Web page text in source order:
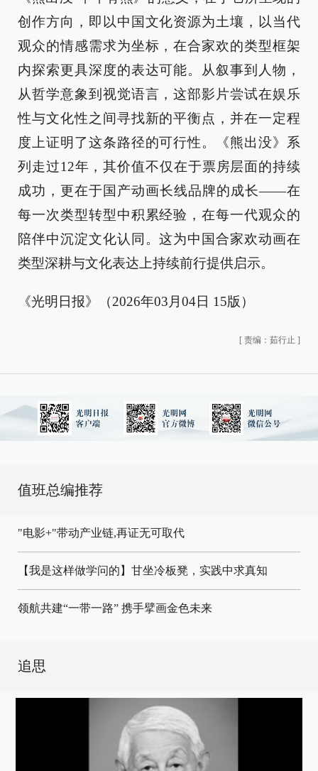
创作方向，即以中国文化资源为土壤，以当代
观众的情感需求为坐标，在合家欢的类型框架
内探索更具深度的表达可能。从叙事到人物，
从哲学意象到视觉语言，这部影片尝试在娱乐
性与文化性之间寻找新的平衡点，并在一定程
度上证明了这条路径的可行性。《熊出没》系
列走过12年，其价值不仅在于票房层面的持续
成功，更在于国产动画长线品牌的成长——在
每一次类型转型中积累经验，在每一代观众的
陪伴中沉淀文化认同。这为中国合家欢动画在
类型深耕与文化表达上持续前行提供启示。
《光明日报》（2026年03月04日 15版）
[ 责编：茹行止 ]
值班总编推荐
"电影+"带动产业链,再证无可取代
【我是这样做学问的】甘坐冷板凳，实践中求真知
领航共建“一带一路” 携手擘画金色未来
追思